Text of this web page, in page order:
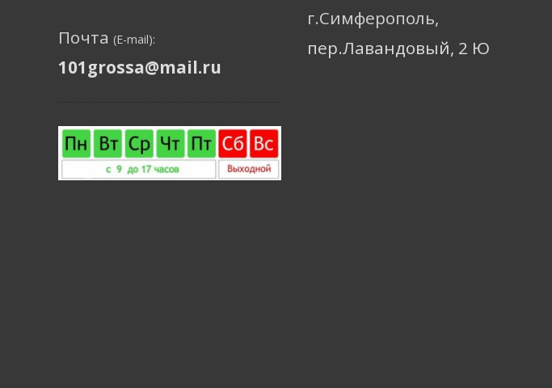
Почта (E-mail):
101grossa@mail.ru
г.Симферополь,
пер.Лавандовый, 2 Ю